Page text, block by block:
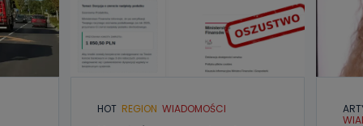
HOT REGION WIADOMOŚCI